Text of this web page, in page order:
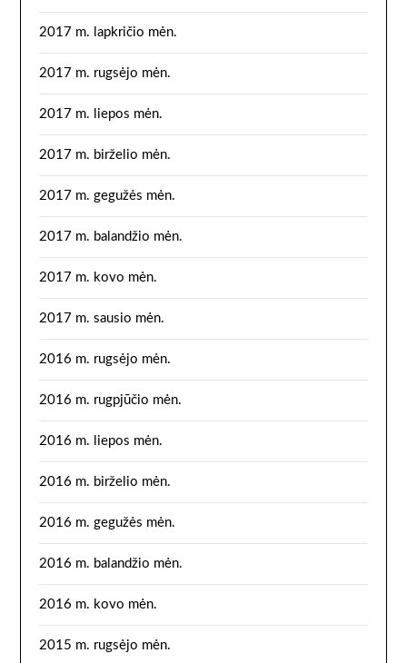
2017 m. lapkričio mėn.
2017 m. rugsėjo mėn.
2017 m. liepos mėn.
2017 m. birželio mėn.
2017 m. gegužės mėn.
2017 m. balandžio mėn.
2017 m. kovo mėn.
2017 m. sausio mėn.
2016 m. rugsėjo mėn.
2016 m. rugpjūčio mėn.
2016 m. liepos mėn.
2016 m. birželio mėn.
2016 m. gegužės mėn.
2016 m. balandžio mėn.
2016 m. kovo mėn.
2015 m. rugsėjo mėn.